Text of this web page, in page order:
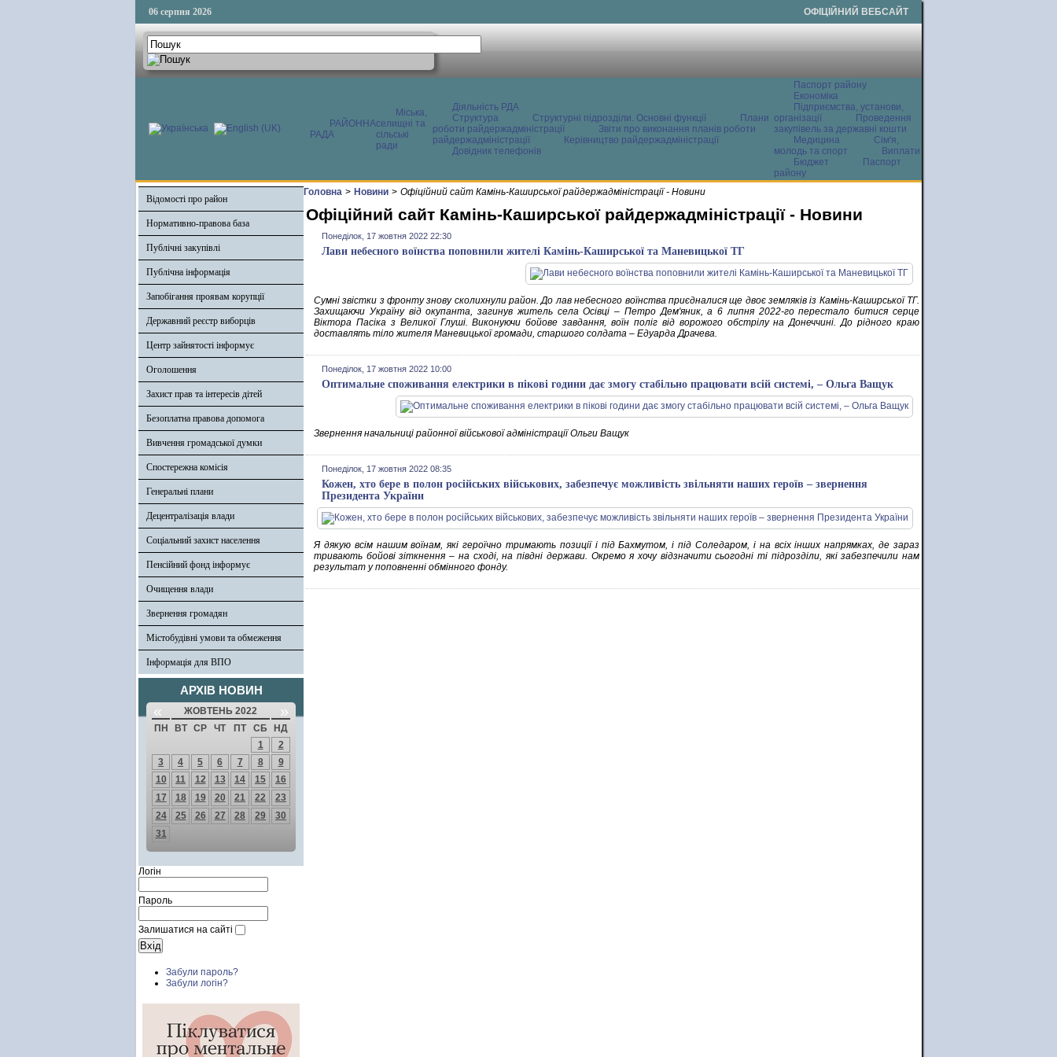
06 серпня 2026 ОФІЦІЙНИЙ ВЕБСАЙТ
РАЙОННА
РАДА
Міська,
селищні та
сільські
ради
Діяльність РДА
Структура
Структурні підрозділи. Основні функції
Плани
роботи райдержадміністрації
Звіти про виконання планів роботи
райдержадміністрації
Керівництво райдержадміністрації
Довідник телефонів
Паспорт району
Економіка
Підприємства, установи,
організації
Проведення
закупівель за державні кошти
Медицина
Сім'я,
молодь та спорт
Виплати
Бюджет
Паспорт
району
Відомості про район
Нормативно-правова база
Публічні закупівлі
Публічна інформація
Запобігання проявам корупції
Державний реєстр виборців
Центр зайнятості інформує
Оголошення
Захист прав та інтересів дітей
Безоплатна правова допомога
Вивчення громадської думки
Спостережна комісія
Генеральні плани
Децентралізація влади
Соціальний захист населення
Пенсійний фонд інформує
Очищення влади
Звернення громадян
Містобудівні умови та обмеження
Інформація для ВПО
АРХІВ НОВИН
« ЖОВТЕНЬ 2022 »
ПН ВТ СР ЧТ ПТ СБ
НД
1
2
3
4 5 6 7 8
9
10
11 12 13 14 15
16
17
18 19 20 21 22
23
24
25 26 27 28 29
30
31
Логін
Пароль
Залишатися на сайті
Забули пароль?
Забули логін?
Головна > Новини > Офіційний сайт Камінь-Каширської райдержадміністрації - Новини
Офіційний сайт Камінь-Каширської райдержадміністрації - Новини
Понеділок, 17 жовтня 2022 22:30
Лави небесного воїнства поповнили жителі Камінь-Каширської та Маневицької ТГ
Сумні звістки з фронту знову сколихнули район. До лав небесного воїнства приєдналися ще двоє земляків із Камінь-Каширської ТГ.
Захищаючи Україну від окупанта, загинув житель села Осівці – Петро Дем'яник, а 6 липня 2022-го перестало битися серце
Віктора Пасіка з Великої Глуші. Виконуючи бойове завдання, воїн поліг від ворожого обстрілу на Донеччині. До рідного краю
доставлять тіло жителя Маневицької громади, старшого солдата – Едуарда Драчева.
Понеділок, 17 жовтня 2022 10:00
Оптимальне споживання електрики в пікові години дає змогу стабільно працювати всій системі, – Ольга Ващук
Звернення начальниці районної військової адміністрації Ольги Ващук
Понеділок, 17 жовтня 2022 08:35
Кожен, хто бере в полон російських військових, забезпечує можливість звільняти наших героїв – звернення
Президента України
Я дякую всім нашим воїнам, які героїчно тримають позиції і під Бахмутом, і під Соледаром, і на всіх інших напрямках, де зараз
тривають бойові зіткнення – на сході, на півдні держави. Окремо я хочу відзначити сьогодні ті підрозділи, які забезпечили нам
результат у поповненні обмінного фонду.